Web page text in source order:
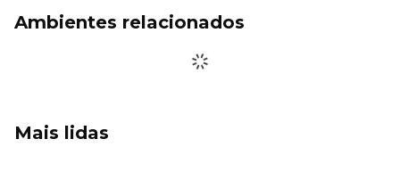
Ambientes relacionados
Mais lidas